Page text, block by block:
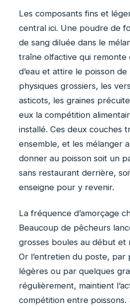
Les composants fins et
central ici. Une poudre de
de sang diluée dans le
traîne olfactive qui remonte
d’eau et attire le poisson
physiques grossiers, les
asticots, les graines
eux la compétition
installé. Ces deux couches
ensemble, et les mélanger
donner au poisson soit un
sans restaurant derrière,
enseigne pour y revenir.
La fréquence d’amorçage
Beaucoup de pêcheurs
grosses boules au début et
Or l’entretien du poste, par
légères ou par quelques
régulièrement, maintient
compétition entre poissons.